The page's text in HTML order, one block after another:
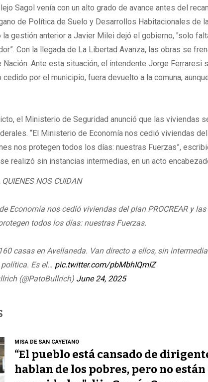
Sagol venía con un alto grado de avance antes del
de Política de Suelo y Desarrollos Habitacionales de
la gestión anterior a Javier Milei dejó el gobierno, "solo
Con la llegada de La Libertad Avanza, las obras se
Nación. Ante esta situación, el intendente Jorge Ferraresi
cedido por el municipio, fuera devuelto a la comuna,
el Ministerio de Seguridad anunció que las viviendas
“El Ministerio de Economía nos cedió viviendas del
nos protegen todos los días: nuestras Fuerzas”,
realizó sin instancias intermedias, en un acto
NOS CUIDAN
Economía nos cedió viviendas del plan PROCREAR y
todos los días: nuestras Fuerzas.
casas en Avellaneda. Van directo a ellos, sin
Es el… pic.twitter.com/pbMbhIQmIZ
(@PatoBullrich) June 24, 2025
MISA DE SAN CAYETANO
“El pueblo está cansado de
hablan de los pobres, pero no están